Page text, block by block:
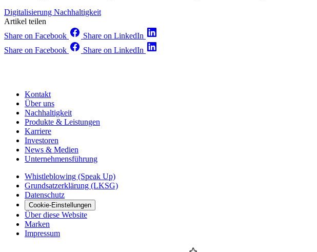
Digitalisierung Nachhaltigkeit
Artikel teilen
Share on Facebook
Share on LinkedIn
Share on Facebook
Share on LinkedIn
Kontakt
Über uns
Nachhaltigkeit
Produkte & Leistungen
Karriere
Investoren
News & Medien
Unternehmensführung
Whistleblowing (Speak Up)
Grundsatzerklärung (LKSG)
Datenschutz
Cookie-Einstellungen
Über diese Website
Marken
Impressum